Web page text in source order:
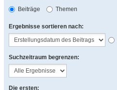
Beiträge
Themen
Ergebnisse sortieren nach:
Suchzeitraum begrenzen:
Die ersten: